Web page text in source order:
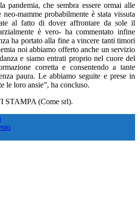
pandemia, che sembra essere ormai alle
mamme probabilmente è stata vissuta
al fatto di dover affrontare da sole il
è vero- ha commentato infine
ha portato alla fine a vincere tanti timori
noi abbiamo offerto anche un servizio
e siamo entrati proprio nel cuore del
corretta e consentendo a tante
paura. Le abbiamo seguite e prese in
le loro ansie”, ha concluso.
(Come srl).